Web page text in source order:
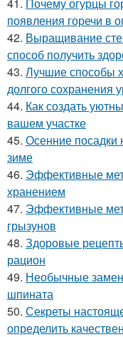
появления горечи в
42. Выращивание
способ получить
43. Лучшие способы
долгого сохранения
44. Как создать
вашем участке
45. Осенние посадки
зиме
46. Эффективные
хранением
47. Эффективные
грызунов
48. Здоровые
рацион
49. Необычные
шпината
50. Секреты
определить